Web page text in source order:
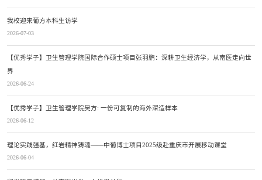
我校迎来葡方本科生访学
2026-07-03
【优秀学子】卫生管理学院国际合作硕士项目张羽鹏：深耕卫生经济学，从南医走向世
界
2026-06-24
【优秀学子】卫生管理学院吴方: 一份可复制的海外深造样本
2026-06-12
理论实践强基，红岩精神铸魂——中葡博士项目2025级赴重庆市开展移动课堂
2026-06-04